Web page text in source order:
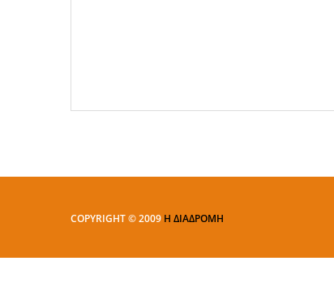
COPYRIGHT © 2009 Η ΔΙΑΔΡΟΜΗ